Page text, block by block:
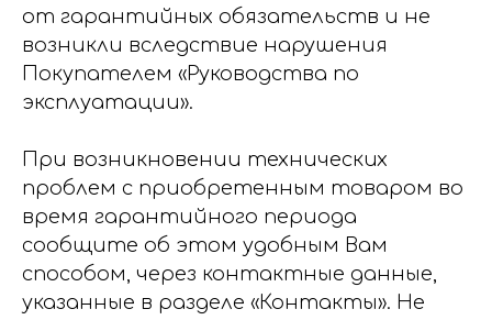
от гарантийных обязательств и не
возникли вследствие нарушения
Покупателем «Руководства по
эксплуатации».
При возникновении технических
проблем с приобретенным товаром во
время гарантийного периода
сообщите об этом удобным Вам
способом, через контактные данные,
указанные в разделе «Контакты». Не